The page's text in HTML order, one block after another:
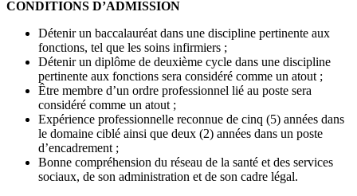
CONDITIONS D’ADMISSION
Détenir un baccalauréat dans une discipline pertinente aux
fonctions, tel que les soins infirmiers ;
Détenir un diplôme de deuxième cycle dans une discipline
pertinente aux fonctions sera considéré comme un atout ;
Être membre d’un ordre professionnel lié au poste sera
considéré comme un atout ;
Expérience professionnelle reconnue de cinq (5) années dans
le domaine ciblé ainsi que deux (2) années dans un poste
d’encadrement ;
Bonne compréhension du réseau de la santé et des services
sociaux, de son administration et de son cadre légal.